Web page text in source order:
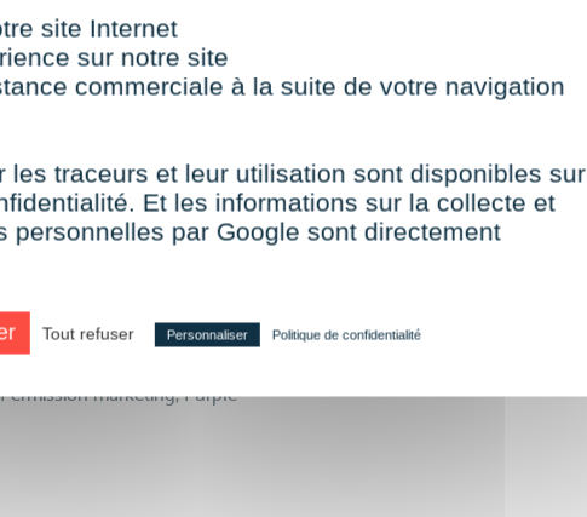
marketing, Purple
site Internet
sur notre site
commerciale à la suite de votre navigation
les traceurs et leur utilisation sont disponibles sur
Et les informations sur la collecte et
personnelles par Google sont directement
Tout refuser Personnaliser Politique de confidentialité